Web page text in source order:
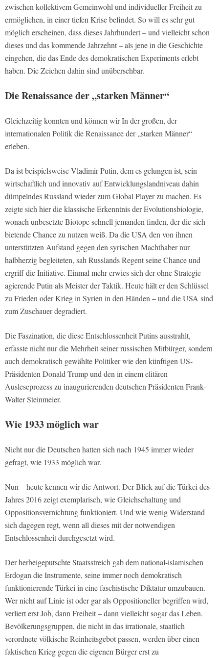
zwischen kollektivem Gemeinwohl und individueller Freiheit zu
ermöglichen, in einer tiefen Krise befindet. So will es sehr gut
möglich erscheinen, dass dieses Jahrhundert – und vielleicht schon
dieses und das kommende Jahrzehnt – als jene in die Geschichte
eingehen, die das Ende des demokratischen Experiments erlebt
haben. Die Zeichen dahin sind unübersehbar.
Die Renaissance der „starken Männer“
Gleichzeitig konnten und können wir In der großen, der
internationalen Politik die Renaissance der „starken Männer“
erleben.
Da ist beispielsweise Vladimir Putin, dem es gelungen ist, sein
wirtschaftlich und innovativ auf Entwicklungslandniveau dahin
dümpelndes Russland wieder zum Global Player zu machen. Es
zeigte sich hier die klassische Erkenntnis der Evolutionsbiologie,
wonach unbesetzte Biotope schnell jemanden finden, der die sich
bietende Chance zu nutzen weiß. Da die USA den von ihnen
unterstützten Aufstand gegen den syrischen Machthaber nur
halbherzig begleiteten, sah Russlands Regent seine Chance und
ergriff die Initiative. Einmal mehr erwies sich der ohne Strategie
agierende Putin als Meister der Taktik. Heute hält er den Schlüssel
zu Frieden oder Krieg in Syrien in den Händen – und die USA sind
zum Zuschauer degradiert.
Die Faszination, die diese Entschlossenheit Putins ausstrahlt,
erfasste nicht nur die Mehrheit seiner russischen Mitbürger, sondern
auch demokratisch gewählte Politiker wie den künftigen US-
Präsidenten Donald Trump und den in einem elitären
Ausleseprozess zu inaugurierenden deutschen Präsidenten Frank-
Walter Steinmeier.
Wie 1933 möglich war
Nicht nur die Deutschen hatten sich nach 1945 immer wieder
gefragt, wie 1933 möglich war.
Nun – heute kennen wir die Antwort. Der Blick auf die Türkei des
Jahres 2016 zeigt exemplarisch, wie Gleichschaltung und
Oppositionsvernichtung funktioniert. Und wie wenig Widerstand
sich dagegen regt, wenn all dieses mit der notwendigen
Entschlossenheit durchgesetzt wird.
Der herbeigeputschte Staatsstreich gab dem national-islamischen
Erdogan die Instrumente, seine immer noch demokratisch
funktionierende Türkei in eine faschistische Diktatur umzubauen.
Wer nicht auf Linie ist oder gar als Oppositioneller begriffen wird,
verliert erst Job, dann Freiheit – dann vielleicht sogar das Leben.
Bevölkerungsgruppen, die nicht in das irrationale, staatlich
verordnete völkische Reinheitsgebot passen, werden über einen
faktischen Krieg gegen die eigenen Bürger erst zu